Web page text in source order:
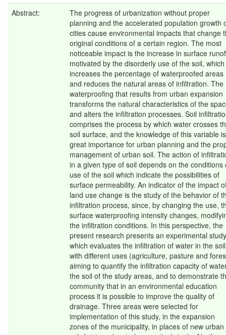
Abstract:
The progress of urbanization without proper
planning and the accelerated population growth
cities cause environmental impacts that change
original conditions of a certain region. The most
noticeable impact is the increase in surface
motivated by the disorderly use of the soil, which
increases the percentage of waterproofed areas
and reduces the natural areas of infiltration. The
waterproofing that results from urban expansion
transforms the natural characteristics of the
and alters the infiltration processes. Soil
comprises the process by which water crosses
soil surface, and the knowledge of this variable
great importance for urban planning and the
management of urban soil. The action of
in a given type of soil depends on the conditions
use of the soil which indicate the possibilities of
surface permeability. An indicator of the impact
land use change is the study of the behavior of
infiltration process, since, by changing the use,
surface waterproofing intensity changes,
the infiltration conditions. In this perspective, the
present research presents an experimental
which evaluates the infiltration of water in the soil
with different uses (agriculture, pasture and
aiming to quantify the infiltration capacity of
the soil of the study areas, and to demonstrate
community that in an environmental education
process it is possible to improve the quality of
drainage. Three areas were selected for
implementation of this study, in the expansion
zones of the municipality, in places of new urban